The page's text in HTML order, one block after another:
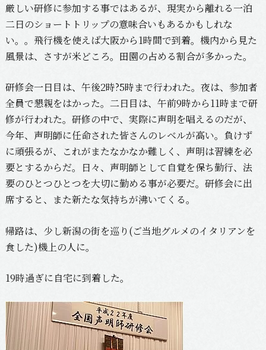
厳しい研修に参加する事ではあるが、現実から離れる一泊
二日のショートトリップの意味合いもあるかもしれな
い。。飛行機を使えば大阪から1時間で到着。機内から見た
風景は、さすが米どころ。田園の占める割合が多かった。
研修会一日目は、午後2時?5時まで行われた。夜は、参加者
全員で懇親をはかった。二日目は、午前9時から11時まで研
修が行われた。研修の中で、実際に声明を唱えるのだが、
今年、声明師に任命された皆さんのレベルが高い。負けず
に頑張るが、これがまたなかなか難しく、声明は習練を必
要とするからだ。日々、声明師として自覚を保ち勤行、法
要のひとつひとつを大切に勤める事が必要だ。研修会に出
席すると、また新たな気持ちが沸いてくる。
帰路は、少し新潟の街を巡り(ご当地グルメのイタリアンを
食した)機上の人に。
19時過ぎに自宅に到着した。